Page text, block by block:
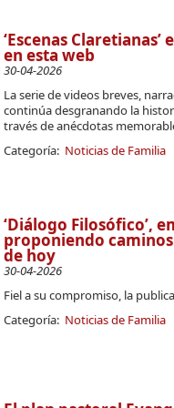
‘Escenas
en esta web
30-04-2026
La serie de videos breves,
continúa desgranando la
través de anécdotas
Categoría: Noticias de Familia
‘Diálogo Filosófico’,
proponiendo
de hoy
30-04-2026
Fiel a su compromiso, la
Categoría: Noticias de Familia